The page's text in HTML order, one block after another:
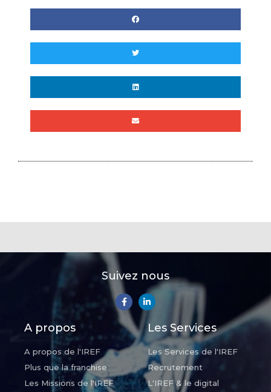
Suivez nous
A propos
A propos de l'IREF
Plus que la franchise
Les Missions de l'IREF
Les Services
Les Services de l'IREF
Recrutement
L'IREF & le digital